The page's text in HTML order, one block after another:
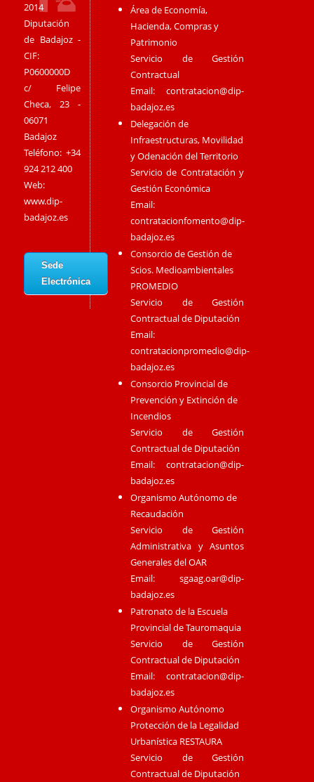
2014
Diputación
de Badajoz -
CIF:
P0600000D
c/ Felipe
Checa, 23 -
06071
Badajoz
Teléfono: +34
924 212 400
Web:
www.dip-
badajoz.es
Sede
Electrónica
Área de Economía,
Hacienda, Compras y
Patrimonio
Servicio de Gestión
Contractual
Email:contratacion@dip-
badajoz.es
Delegación de
Infraestructuras, Movilidad
y Odenación del Territorio
Servicio de Contratación y
Gestión Económica
Email:
contratacionfomento@dip-
badajoz.es
Consorcio de Gestión de
Scios. Medioambientales
PROMEDIO
Servicio de Gestión
Contractual de Diputación
Email:
contratacionpromedio@dip-
badajoz.es
Consorcio Provincial de
Prevención y Extinción de
Incendios
Servicio de Gestión
Contractual de Diputación
Email:contratacion@dip-
badajoz.es
Organismo Autónomo de
Recaudación
Servicio de Gestión
Administrativa y Asuntos
Generales del OAR
Email:sgaag.oar@dip-
badajoz.es
Patronato de la Escuela
Provincial de Tauromaquia
Servicio de Gestión
Contractual de Diputación
Email:contratacion@dip-
badajoz.es
Organismo Autónomo
Protección de la Legalidad
Urbanística RESTAURA
Servicio de Gestión
Contractual de Diputación